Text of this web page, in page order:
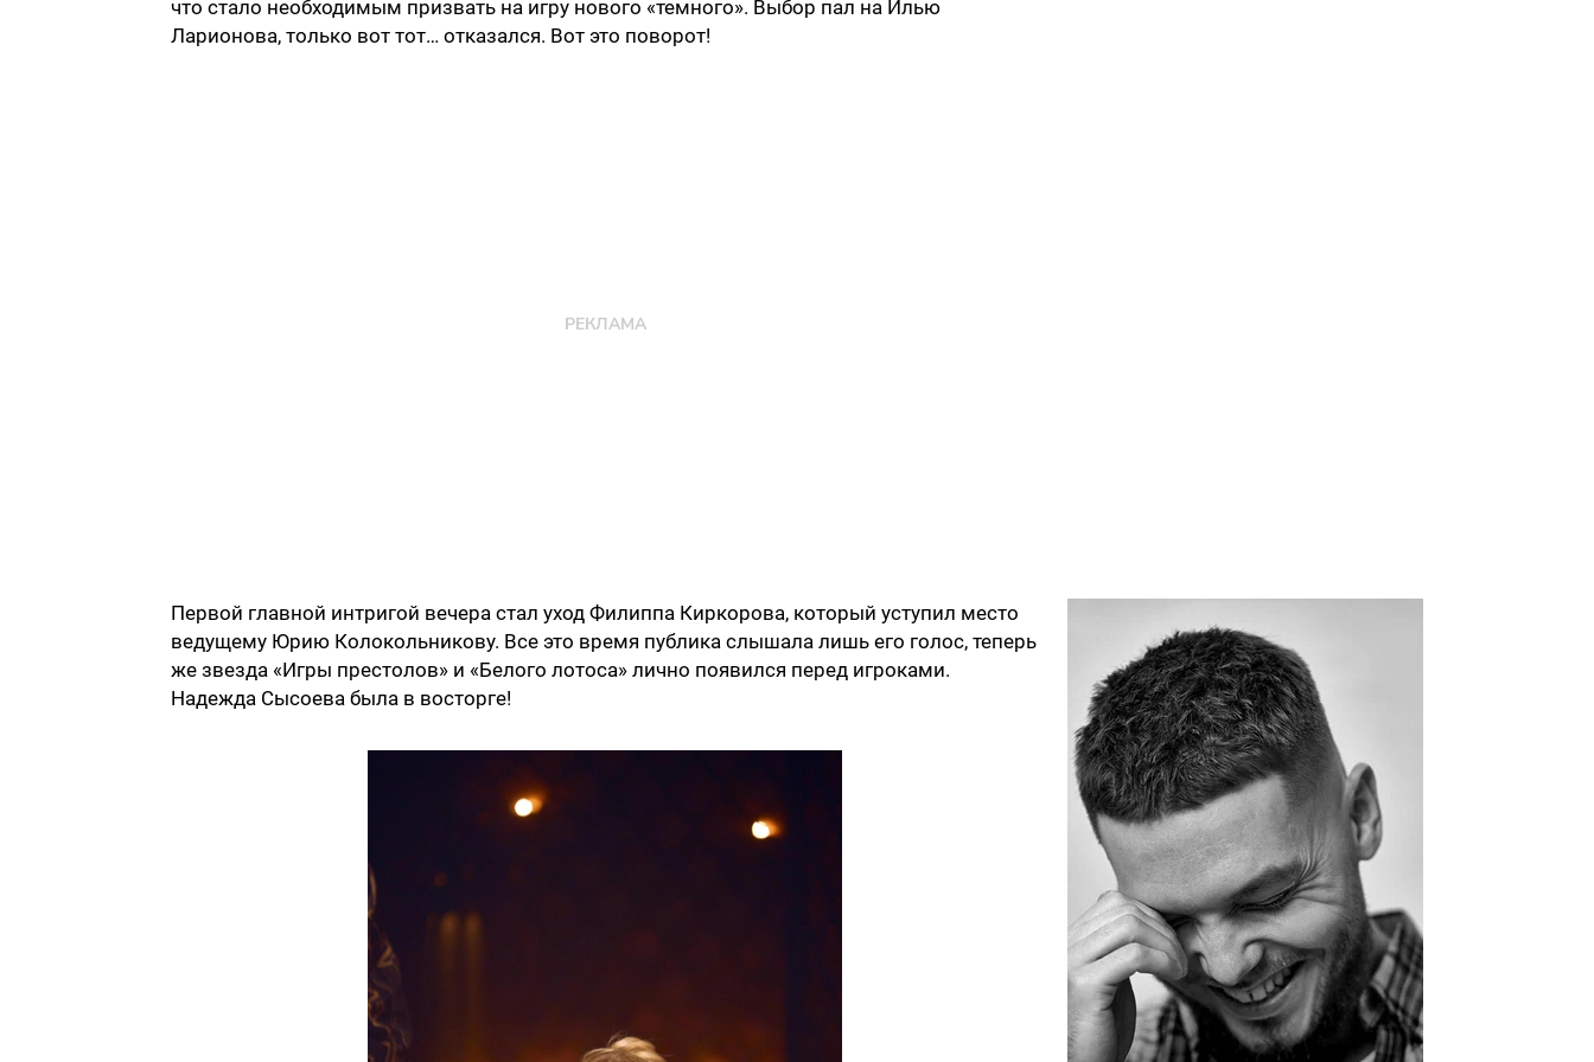
что стало необходимым призвать на игру нового «темного». Выбор пал на Илью
Ларионова, только вот тот… отказался. Вот это поворот!
Первой главной интригой вечера стал уход Филиппа Киркорова, который уступил место
ведущему Юрию Колокольникову. Все это время публика слышала лишь его голос, теперь
же звезда «Игры престолов» и «Белого лотоса» лично появился перед игроками.
Надежда Сысоева была в восторге!